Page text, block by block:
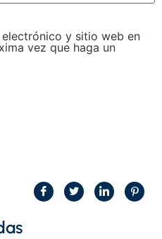
y sitio web en
vez que haga un